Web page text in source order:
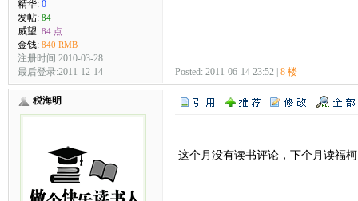
精华: 0
发帖: 84
威望: 84 点
金钱: 840 RMB
注册时间:2010-03-28
最后登录:2011-12-14
Posted: 2011-06-14 23:52 | 8 楼
税海明
这个月没有读书评论，下个月读福柯